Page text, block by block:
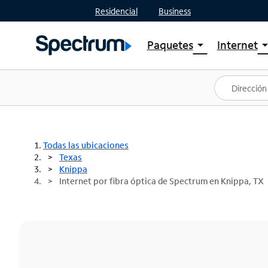
Residencial Business
Paquetesarrow_drop_down
Ver paquetes
Spectrum One
Mejores ofertas
Internetarrow_drop_down
Planes
Todas las ubicaciones
Texas
Knippa
Internet por fibra óptica de Spectrum en Knippa, TX